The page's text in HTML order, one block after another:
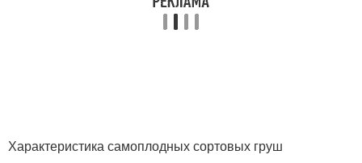
Характеристика самоплодных сортовых груш